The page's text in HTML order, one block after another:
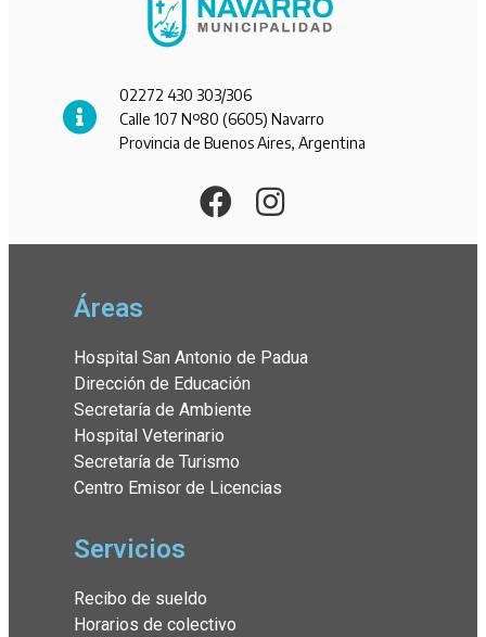
02272 430 303/306
Calle 107 Nº80 (6605) Navarro
Provincia de Buenos Aires, Argentina
Áreas
Hospital San Antonio de Padua
Dirección de Educación
Secretaría de Ambiente
Hospital Veterinario
Secretaría de Turismo
Centro Emisor de Licencias
Servicios
Recibo de sueldo
Horarios de colectivo